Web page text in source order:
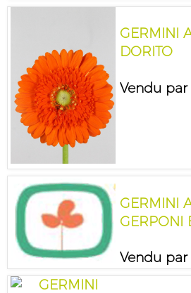
GERMINI
DORITO
Vendu par
GERMINI
GERPONI
Vendu par